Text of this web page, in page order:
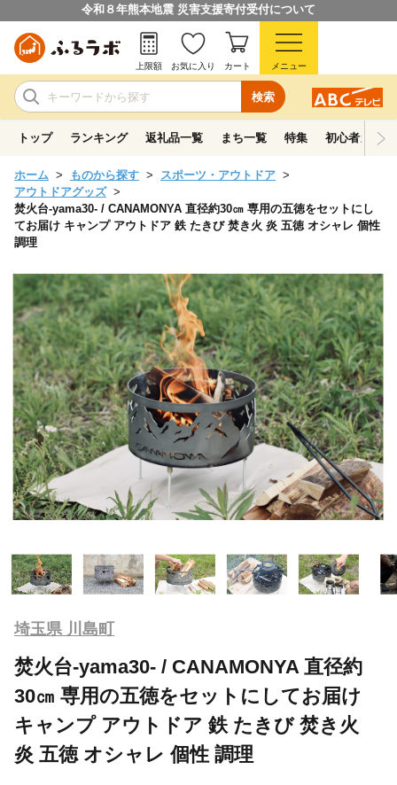
令和８年熊本地震 災害支援寄付受付について
検索
上限額 お気に入り カート メニュー
トップ ランキング 返礼品一覧 まち一覧 特集 初心者ガイド
ホーム ものから探す
スポーツ・アウトドア
アウトドアグッズ
焚火台-yama30- / CANAMONYA 直径約30㎝ 専用の五徳をセットにし
てお届け キャンプ アウトドア 鉄 たきび 焚き火 炎 五徳 オシャレ 個性
調理
埼玉県 川島町
焚火台-yama30- / CANAMONYA 直径約
30㎝ 専用の五徳をセットにしてお届け
キャンプ アウトドア 鉄 たきび 焚き火
炎 五徳 オシャレ 個性 調理